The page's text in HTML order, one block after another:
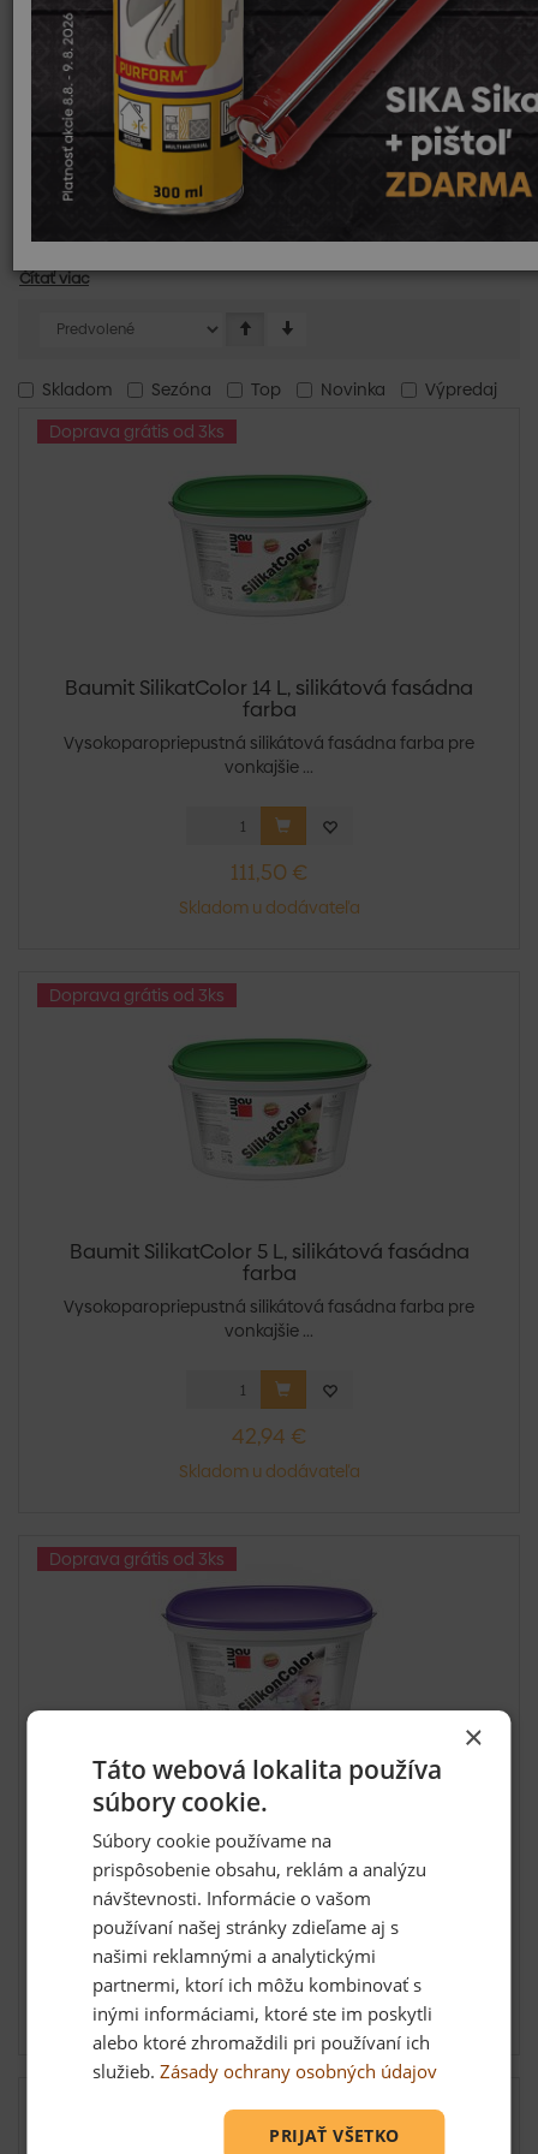
žiareniu a znečisteniu, čím zaručujú dlhodobú ochranu
budovy.
Široká škála farieb: Sortiment farieb Baumit ponúka veľké
množstvo odtieňov, čo umožňuje prispôsobiť vzhľad
budovy podľa individuálnych požiadaviek.
Priedušnosť:Fasádne farby Baumit umožňujú stenám
dýchať, čím zabraňujú vzniku vlhkosti a plesní.
Ekologické zloženie:Baumit dbá na šetrnosť k životnému
prostrediu, čo sa prejavuje aj v zložení ich fasádnych
farieb.
Čítať viac
Skladom Sezóna Top Novinka
Výpredaj
Doprava grátis od 3ks
Baumit SilikatColor 14 L, silikátová fasádna
farba
Vysokoparopriepustná silikátová fasádna farba pre
vonkajšie ...
111,50 €
Skladom u dodávateľa
Doprava grátis od 3ks
Baumit SilikatColor 5 L, silikátová fasádna
farba
Vysokoparopriepustná silikátová fasádna farba pre
vonkajšie ...
42,94 €
Skladom u dodávateľa
Doprava grátis od 3ks
Baumit SilikonColor 14 l, fasádna farba
Silikónová fasádna farba pre vonkajšie použitie. Farba je
vy...
118,35 €
Skladom u dodávateľa
×
Táto webová lokalita používa
súbory cookie.
Súbory cookie používame na
prispôsobenie obsahu, reklám a analýzu
návštevnosti. Informácie o vašom
používaní našej stránky zdieľame aj s
našimi reklamnými a analytickými
partnermi, ktorí ich môžu kombinovať s
inými informáciami, ktoré ste im poskytli
alebo ktoré zhromaždili pri používaní ich
služieb.Zásady ochrany osobných údajov
PRIJAŤ VŠETKO